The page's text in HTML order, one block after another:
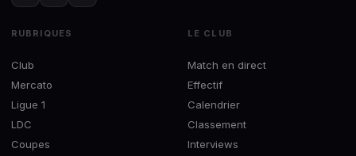
RUBRIQUES
Club
Mercato
Ligue 1
LDC
Coupes
LE CLUB
Match en direct
Effectif
Calendrier
Classement
Interviews